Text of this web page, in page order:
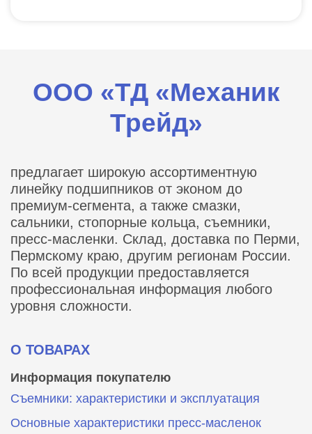
ООО «ТД «Механик
Трейд»
предлагает широкую ассортиментную
линейку подшипников от эконом до
премиум-сегмента, а также смазки,
сальники, стопорные кольца, съемники,
пресс-масленки. Склад, доставка по Перми,
Пермскому краю, другим регионам России.
По всей продукции предоставляется
профессиональная информация любого
уровня сложности.
О ТОВАРАХ
Информация покупателю
Съемники: характеристики и эксплуатация
Основные характеристики пресс‑масленок